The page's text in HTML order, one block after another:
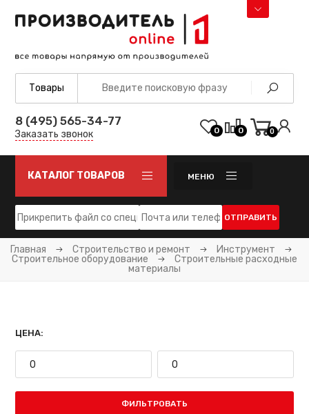
8 (495) 565-34-77
Заказать звонок 0 0 0
КАТАЛОГ ТОВАРОВ МЕНЮ
ОТПРАВИТЬ
Главная Строительство и ремонт
Инструмент
Строительное оборудование
Строительные расходные
материалы
ЦЕНА:
ФИЛЬТРОВАТЬ